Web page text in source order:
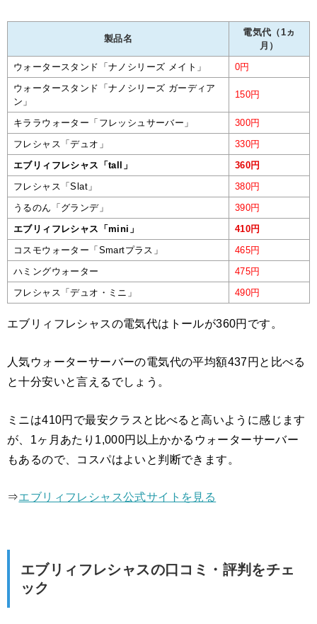
製品名
電気代（1ヵ
月）
ウォータースタンド「ナノシリーズ メイト」
0円
ウォータースタンド「ナノシリーズ ガーディア
ン」
150円
キララウォーター「フレッシュサーバー」
300円
フレシャス「デュオ」
330円
エブリィフレシャス「tall」
360円
フレシャス「Slat」
380円
うるのん「グランデ」
390円
エブリィフレシャス「mini」
410円
コスモウォーター「Smartプラス」
465円
ハミングウォーター
475円
フレシャス「デュオ・ミニ」
490円
エブリィフレシャスの電気代はトールが360円です。
人気ウォーターサーバーの電気代の平均額437円と比べる
と十分安いと言えるでしょう。
ミニは410円で最安クラスと比べると高いように感じます
が、1ヶ月あたり1,000円以上かかるウォーターサーバー
もあるので、コスパはよいと判断できます。
⇒エブリィフレシャス公式サイトを見る
エブリィフレシャスの口コミ・評判をチェ
ック